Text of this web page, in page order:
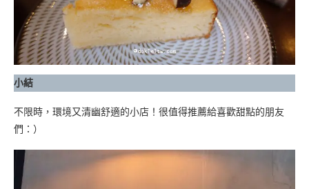
小結
不限時，環境又清幽舒適的小店！很值得推薦給喜歡甜點的朋友
們：）